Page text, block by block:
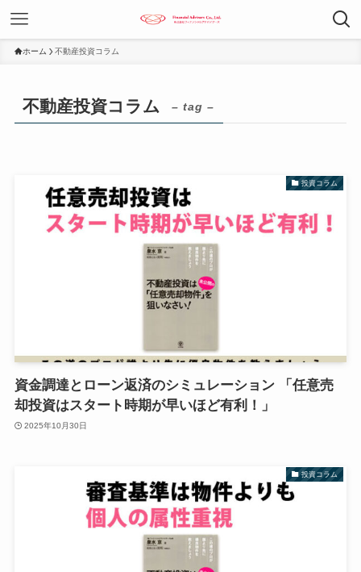
ホーム 不動産投資コラム
不動産投資コラム – tag –
投資コラム
資金調達とローン返済のシミュレーション 「任意売
却投資はスタート時期が早いほど有利！」
2025年10月30日
投資コラム